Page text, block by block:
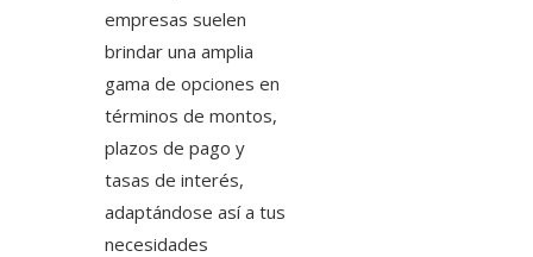
empresas suelen
brindar una amplia
gama de opciones en
términos de montos,
plazos de pago y
tasas de interés,
adaptándose así a tus
necesidades